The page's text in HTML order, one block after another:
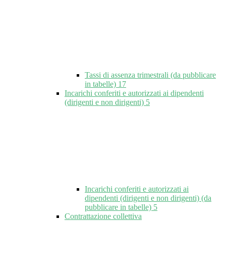
Tassi di assenza trimestrali (da pubblicare
in tabelle) 17
Incarichi conferiti e autorizzati ai dipendenti
(dirigenti e non dirigenti) 5
Incarichi conferiti e autorizzati ai
dipendenti (dirigenti e non dirigenti) (da
pubblicare in tabelle) 5
Contrattazione collettiva